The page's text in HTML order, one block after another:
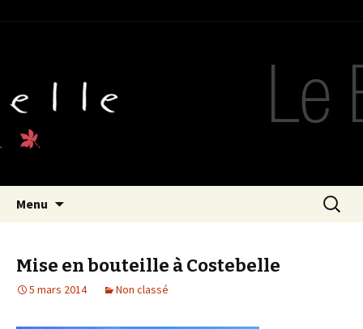
Cave Costebelle – Le Blog
Menu
pour :
Mise en bouteille à Costebelle
5 mars 2014 Non classé